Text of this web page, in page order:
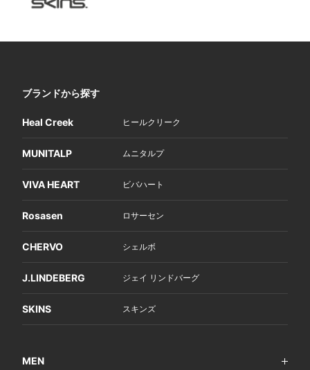
ブランドから探す
Heal Creek ヒールクリーク
MUNITALP ムニタルプ
VIVA HEART ビバハート
Rosasen ロサーセン
CHERVO シェルボ
J.LINDEBERG ジェイ リンドバーグ
SKINS スキンズ
MEN